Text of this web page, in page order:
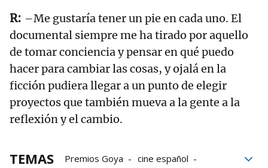
–Me gustaría tener un pie en cada uno. El
documental siempre me ha tirado por aquello
de tomar conciencia y pensar en qué puedo
hacer para cambiar las cosas, y ojalá en la
ficción pudiera llegar a un punto de elegir
proyectos que también mueva a la gente a la
reflexión y el cambio.
TEMAS Premios Goya
cine español